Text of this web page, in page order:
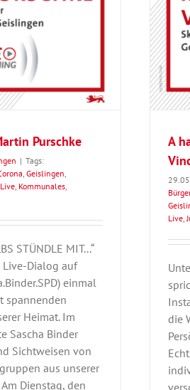
Purschke
| Tags:
, Geislingen,
, Kommunales,
STÜNDLE MIT...“
Live-Dialog auf
einmal
spannenden
Heimat. Im
Sascha Binder
Sichtweisen von
aus unserer
Dienstag, den
A
Live,
die